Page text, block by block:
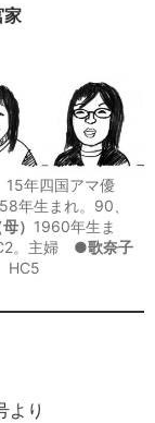
家
15年四国アマ優
年生まれ。90、
） 1960年生ま
。主婦 ●歌奈子
HC5
より